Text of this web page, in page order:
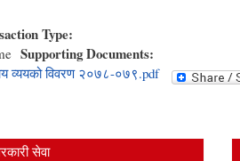
Type:
Supporting Documents:
व्ययको विवरण २०७८-०७९.pdf
सेवा